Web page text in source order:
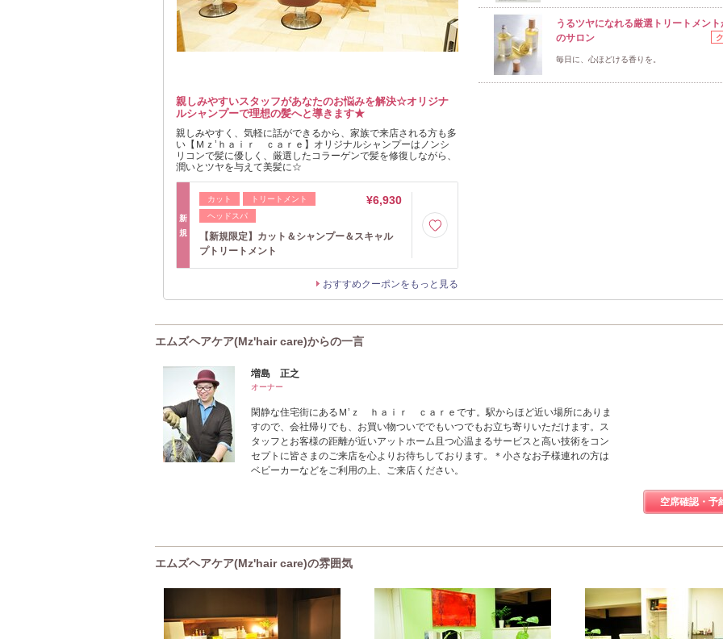
親しみやすいスタッフがあなたのお悩みを解決☆オリジナ
ルシャンプーで理想の髪へと導きます★
親しみやすく、気軽に話ができるから、家族で来店される方も多
い【Ｍｚ’ｈａｉｒ ｃａｒｅ】オリジナルシャンプーはノンシ
リコンで髪に優しく、厳選したコラーゲンで髪を修復しながら、
潤いとツヤを与えて美髪に☆
新
規
カット
トリートメント
ヘッドスパ
¥6,930
【新規限定】カット＆シャンプー＆スキャル
プトリートメント
おすすめクーポンをもっと見る
うるツヤになれる厳選トリートメント
のサロン
毎日に、心ほどける香りを。
エムズヘアケア(Mz'hair care)からの一言
増島 正之
オーナー
閑静な住宅街にあるＭ’ｚ ｈａｉｒ ｃａｒｅです。駅からほど近い場所にありま
すので、会社帰りでも、お買い物ついででもいつでもお立ち寄りいただけます。ス
タッフとお客様の距離が近いアットホーム且つ心温まるサービスと高い技術をコン
セプトに皆さまのご来店を心よりお待ちしております。＊小さなお子様連れの方は
ベビーカーなどをご利用の上、ご来店ください。
空席確認・予
エムズヘアケア(Mz'hair care)の雰囲気